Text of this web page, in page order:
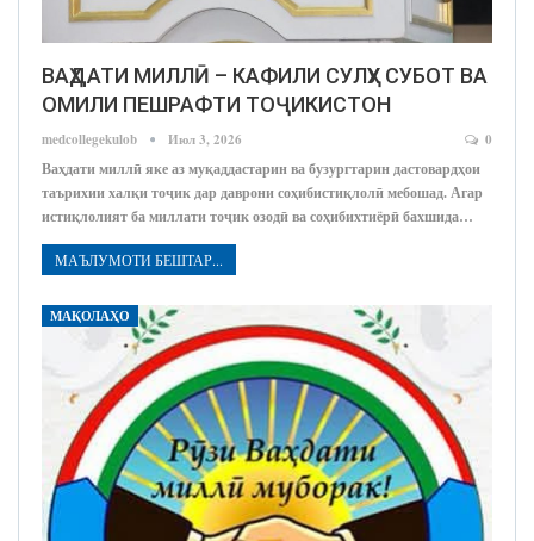
ВАҲДАТИ МИЛЛӢ – КАФИЛИ СУЛҲУ СУБОТ ВА
ОМИЛИ ПЕШРАФТИ ТОҶИКИСТОН
medcollegekulob Июл 3, 2026 0
Ваҳдати миллӣ яке аз муқаддастарин ва бузургтарин дастовардҳои
таърихии халқи тоҷик дар даврони соҳибистиқлолӣ мебошад. Агар
истиқлолият ба миллати тоҷик озодӣ ва соҳибихтиёрӣ бахшида…
МАЪЛУМОТИ БЕШТАР...
МАҚОЛАҲО